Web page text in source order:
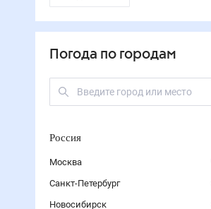
Погода по городам
Россия
Москва
Санкт-Петербург
Новосибирск